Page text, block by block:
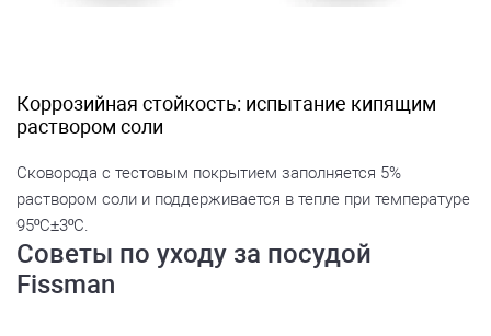
Коррозийная стойкость: испытание кипящим
раствором соли
Сковорода с тестовым покрытием заполняется 5%
раствором соли и поддерживается в тепле при температуре
95ºC±3ºC.
Советы по уходу за посудой
Fissman